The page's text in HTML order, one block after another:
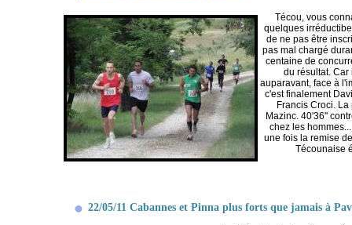
Técou, vous
quelques
de ne pas être
pas mal chargé
centaine de
du résultat.
auparavant, face à
c'est finalement
Francis Croci.
Mazinc. 40'36''
chez les
une fois la remise
Técounaise
22/05/11 Cabannes et Pinna plus forts que jamais à